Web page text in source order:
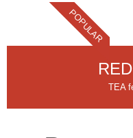
POPULAR
TEA